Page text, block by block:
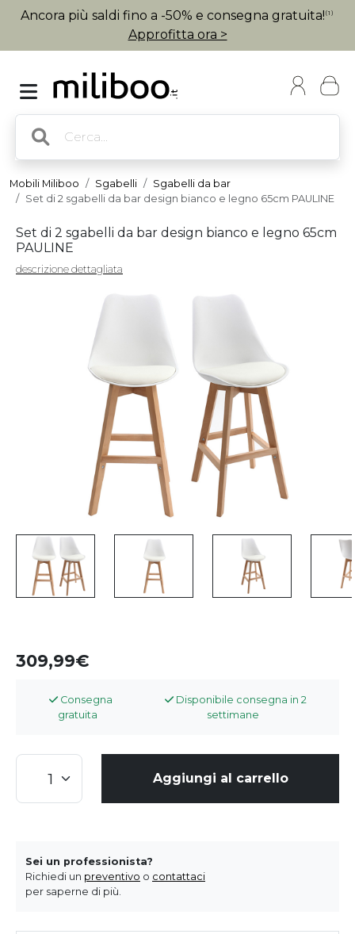
Ancora più saldi fino a -50% e consegna gratuita! (1)
Approfitta ora >
Mobili Miliboo Sgabelli
Sgabelli da bar
Set di 2 sgabelli da bar design bianco e legno 65cm PAULINE
Set di 2 sgabelli da bar design bianco e legno 65cm
PAULINE
descrizione dettagliata
309,99
Consegna
gratuita
Disponibile consegna in 2
settimane
Aggiungi al carrello
Sei un professionista?
Richiedi un preventivo o contattaci
per saperne di più.